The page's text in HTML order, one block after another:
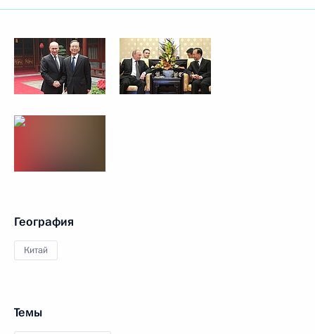
География
Китай
Темы